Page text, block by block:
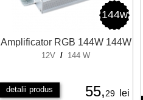
144w
Amplificator RGB 144W 144W
12V / 144 W
detalii produs 55,29 lei